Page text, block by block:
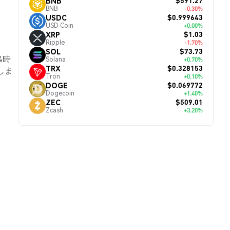
時
ま
BNB -0.30%
USDC
USD Coin
$0.999643
+0.00%
XRP
Ripple
$1.03
-1.70%
SOL
Solana
$73.73
+0.70%
TRX
Tron
$0.328153
+0.10%
DOGE
Dogecoin
$0.069772
+1.40%
ZEC
Zcash
$509.01
+3.20%